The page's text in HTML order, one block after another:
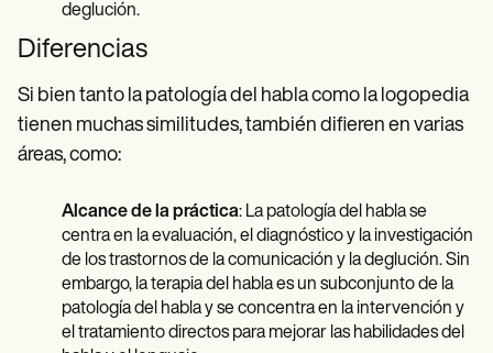
deglución.
Diferencias
Si bien tanto la patología del habla como la logopedia
tienen muchas similitudes, también difieren en varias
áreas, como:
Alcance de la práctica: La patología del habla se
centra en la evaluación, el diagnóstico y la investigación
de los trastornos de la comunicación y la deglución. Sin
embargo, la terapia del habla es un subconjunto de la
patología del habla y se concentra en la intervención y
el tratamiento directos para mejorar las habilidades del